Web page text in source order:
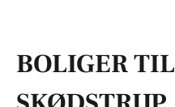
BOLIGER